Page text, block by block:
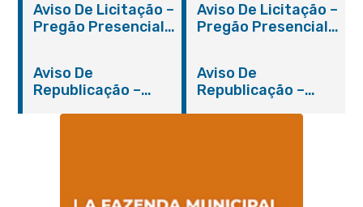
Aviso De Licitação –
Pregão Presencial
Aviso De Licitação –
Pregão Presencial
Aviso De
Republicação –
Aviso De
Republicação –